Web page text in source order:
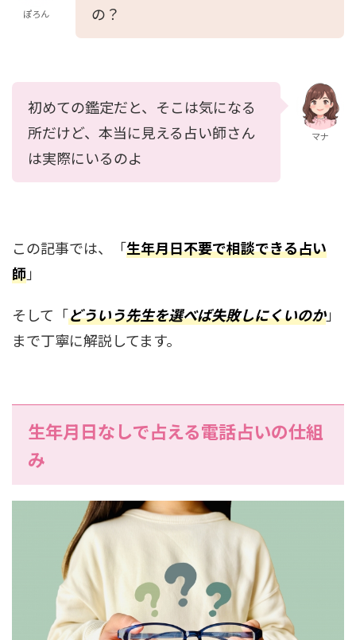
ぽろん
の？
初めての鑑定だと、そこは気になる
所だけど、本当に見える占い師さん
は実際にいるのよ
マナ
この記事では、「生年月日不要で相談できる占い
師」
そして「どういう先生を選べば失敗しにくいのか」
まで丁寧に解説してます。
生年月日なしで占える電話占いの仕組
み